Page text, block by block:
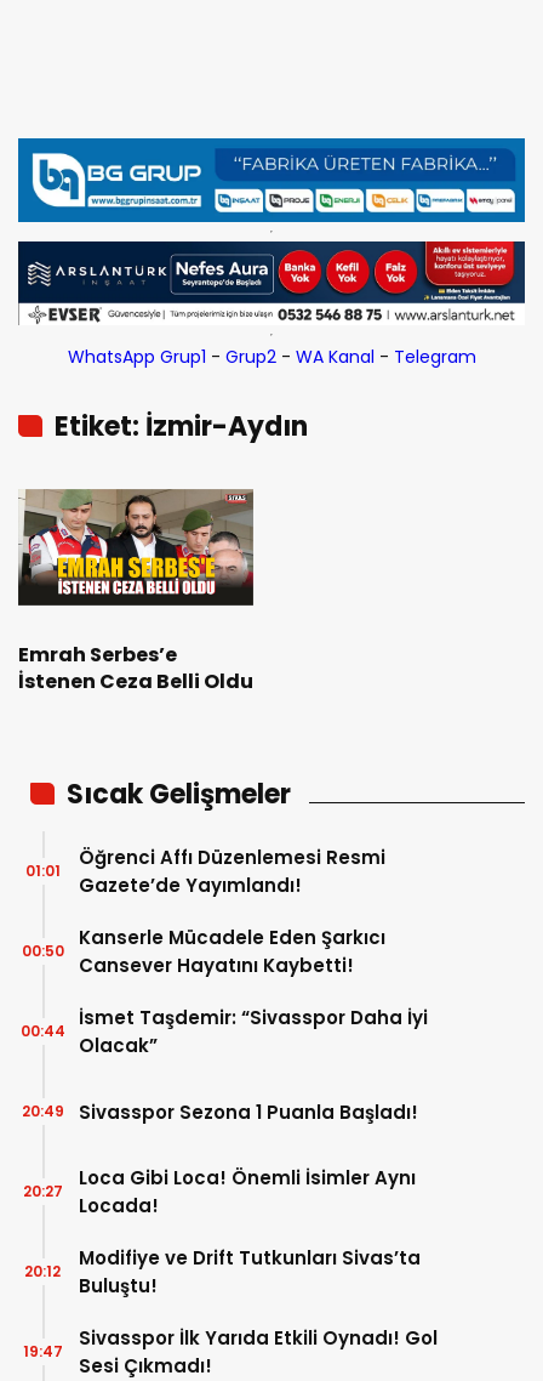
WhatsApp Grup1 - Grup2- WA Kanal - Telegram
Etiket: İzmir-Aydın
Emrah Serbes’e
İstenen Ceza Belli Oldu
Sıcak Gelişmeler
Öğrenci Affı Düzenlemesi Resmi
Gazete’de Yayımlandı!
01:01
Kanserle Mücadele Eden Şarkıcı
Cansever Hayatını Kaybetti!
00:50
İsmet Taşdemir: “Sivasspor Daha İyi
Olacak”
00:44
Sivasspor Sezona 1 Puanla Başladı!
20:49
Loca Gibi Loca! Önemli İsimler Aynı
Locada!
20:27
Modifiye ve Drift Tutkunları Sivas’ta
Buluştu!
20:12
Sivasspor İlk Yarıda Etkili Oynadı! Gol
Sesi Çıkmadı!
19:47